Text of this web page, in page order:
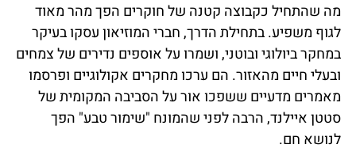
מה שהתחיל כקבוצה קטנה של חוקרים הפך מהר מאוד
לגוף משפיע. בתחילת הדרך, חברי המוזיאון עסקו בעיקר
במחקר ביולוגי ובוטני, ושמרו על אוספים נדירים של צמחים
ובעלי חיים מהאזור. הם ערכו מחקרים אקולוגיים ופרסמו
מאמרים מדעיים ששפכו אור על הסביבה המקומית של
סטטן איילנד, הרבה לפני שהמונח "שימור טבע" הפך
לנושא חם.